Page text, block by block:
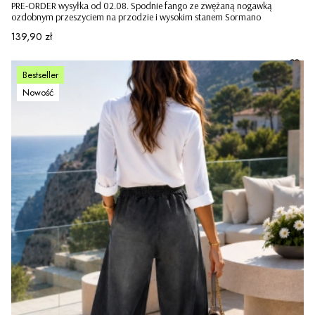
PRE-ORDER wysyłka od 02.08. Spodnie fango ze zwężaną nogawką
ozdobnym przeszyciem na przodzie i wysokim stanem Sormano
Cena
139,90 zł
Bestseller
Nowość